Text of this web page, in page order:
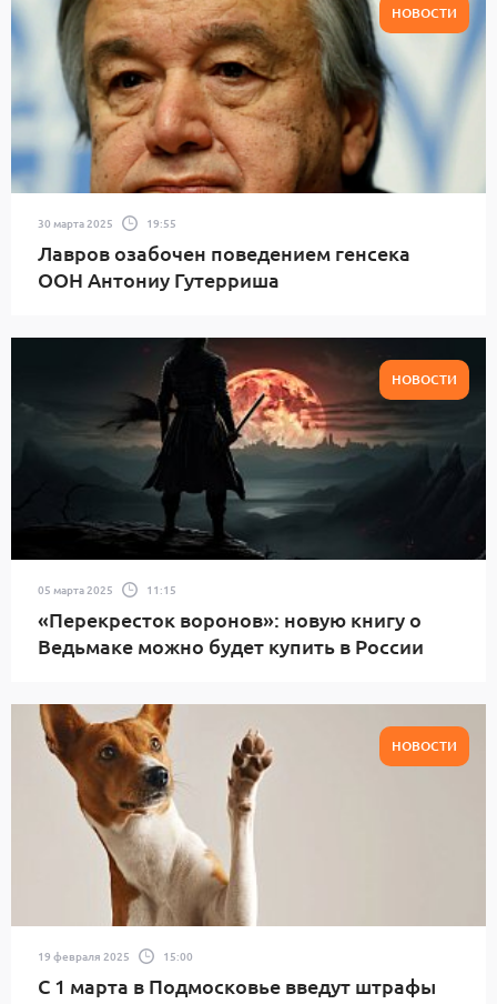
НОВОСТИ
30 марта 2025 19:55
Лавров озабочен поведением генсека
ООН Антониу Гутерриша
НОВОСТИ
05 марта 2025 11:15
«Перекресток воронов»: новую книгу о
Ведьмаке можно будет купить в России
НОВОСТИ
19 февраля 2025 15:00
С 1 марта в Подмосковье введут штрафы